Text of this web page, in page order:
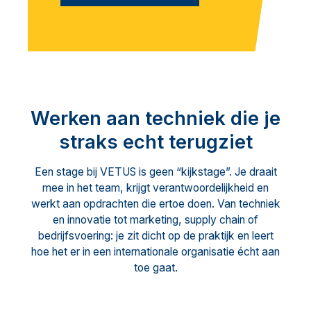
Werken aan techniek die je
straks echt terugziet
Een stage bij VETUS is geen “kijkstage”. Je draait
mee in het team, krijgt verantwoordelijkheid en
werkt aan opdrachten die ertoe doen. Van techniek
en innovatie tot marketing, supply chain of
bedrijfsvoering: je zit dicht op de praktijk en leert
hoe het er in een internationale organisatie écht aan
toe gaat.